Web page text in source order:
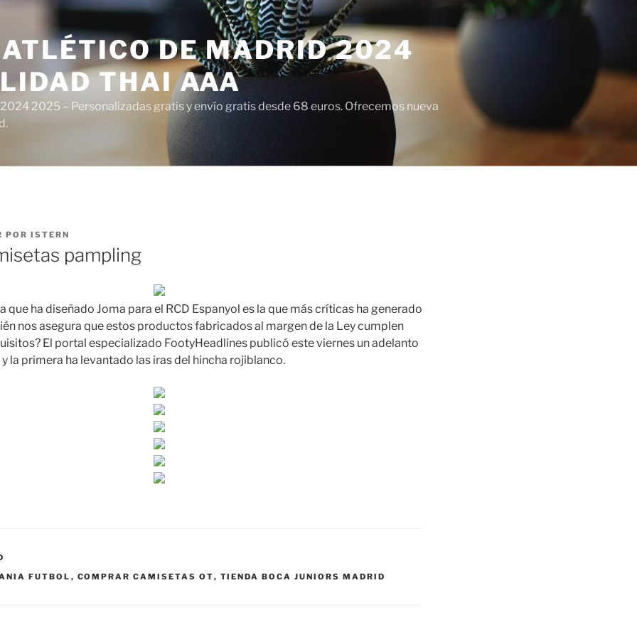
DE MADRID 2024
THAI AAA
2025 – Personalizadas gratis y envío gratis desde 68 euros. Ofrecemos nueva
POR ISTERN
pampling
que ha diseñado Joma para el RCD Espanyol es la que más críticas ha generado
nos asegura que estos productos fabricados al margen de la Ley cumplen
El portal especializado FootyHeadlines publicó este viernes un adelanto
la primera ha levantado las iras del hincha rojiblanco.
FUTBOL , COMPRAR CAMISETAS OT, TIENDA BOCA JUNIORS MADRID